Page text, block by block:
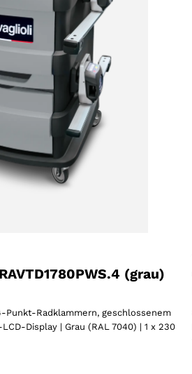
(grau)
Punkt-Radklammern, geschlossenem
Display | Grau (RAL 7040) | 1 x 230